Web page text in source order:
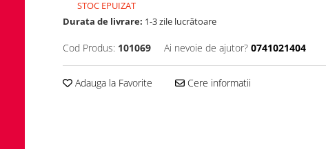
STOC EPUIZAT
Durata de livrare: 1-3 zile lucrătoare
Cod Produs: 101069 Ai nevoie de ajutor? 0741021404
Adauga la Favorite Cere informatii